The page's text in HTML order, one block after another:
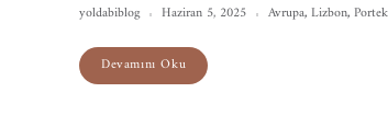
yoldabiblog Haziran 5, 2025 Avrupa,Lizbon,
Devamını Oku